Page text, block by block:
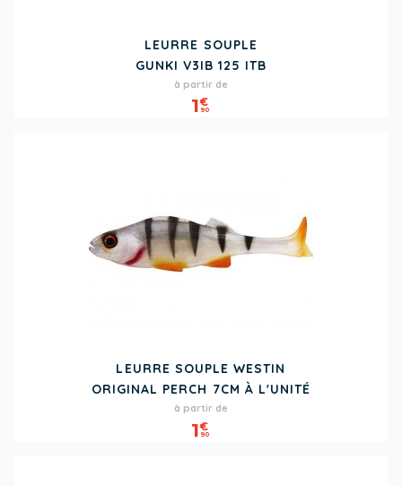
LEURRE SOUPLE
GUNKI V3IB 125 ITB
Prix
à partir de
1€
90
LEURRE SOUPLE WESTIN
ORIGINAL PERCH 7CM À L'UNITÉ
Prix
à partir de
1€
90